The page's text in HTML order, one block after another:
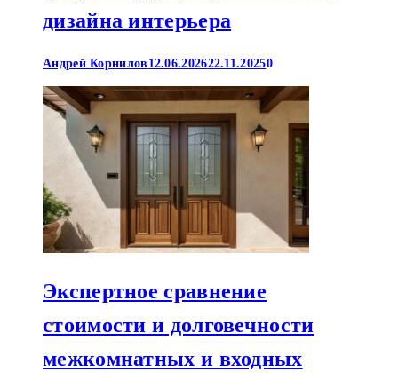
дизайна интерьера
Андрей Корнилов 12.06.202622.11.20250
Экспертное сравнение
стоимости и долговечности
межкомнатных и входных